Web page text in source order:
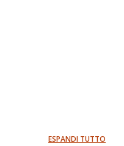
ESPANDI TUTTO